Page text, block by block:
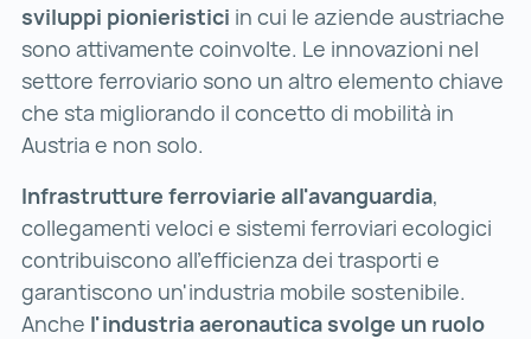
sviluppi pionieristici in cui le aziende austriache
sono attivamente coinvolte. Le innovazioni nel
settore ferroviario sono un altro elemento chiave
che sta migliorando il concetto di mobilità in
Austria e non solo.
Infrastrutture ferroviarie all'avanguardia,
collegamenti veloci e sistemi ferroviari ecologici
contribuiscono all'efficienza dei trasporti e
garantiscono un'industria mobile sostenibile.
Anche l'industria aeronautica svolge un ruolo